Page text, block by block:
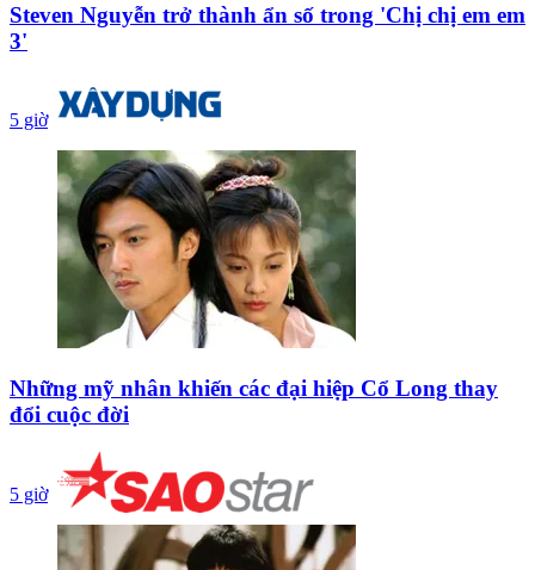
Steven Nguyễn trở thành ẩn số trong 'Chị chị em em
3'
5 giờ
Những mỹ nhân khiến các đại hiệp Cổ Long thay
đổi cuộc đời
5 giờ